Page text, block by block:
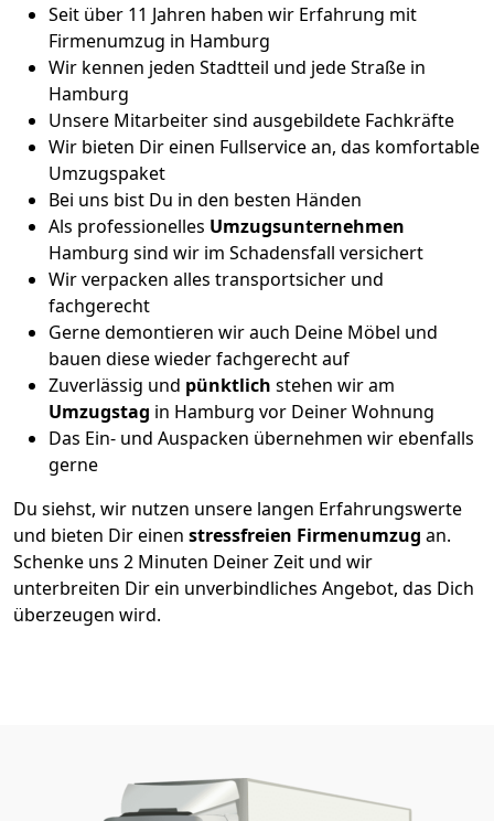
Seit über 11 Jahren haben wir Erfahrung mit
Firmenumzug in Hamburg
Wir kennen jeden Stadtteil und jede Straße in
Hamburg
Unsere Mitarbeiter sind ausgebildete Fachkräfte
Wir bieten Dir einen Fullservice an, das komfortable
Umzugspaket
Bei uns bist Du in den besten Händen
Als professionelles Umzugsunternehmen
Hamburg sind wir im Schadensfall versichert
Wir verpacken alles transportsicher und
fachgerecht
Gerne demontieren wir auch Deine Möbel und
bauen diese wieder fachgerecht auf
Zuverlässig und pünktlich stehen wir am
Umzugstag in Hamburg vor Deiner Wohnung
Das Ein- und Auspacken übernehmen wir ebenfalls
gerne
Du siehst, wir nutzen unsere langen Erfahrungswerte
und bieten Dir einen stressfreien Firmenumzug an.
Schenke uns 2 Minuten Deiner Zeit und wir
unterbreiten Dir ein unverbindliches Angebot, das Dich
überzeugen wird.